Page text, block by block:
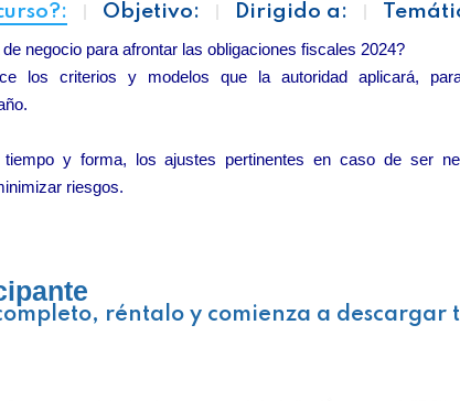
Objetivo: Dirigido a:
negocio para afrontar las obligaciones fiscales 2024?
los criterios y modelos que la autoridad aplicará,
y forma, los ajustes pertinentes en caso de ser
riesgos.
réntalo y comienza a descargar